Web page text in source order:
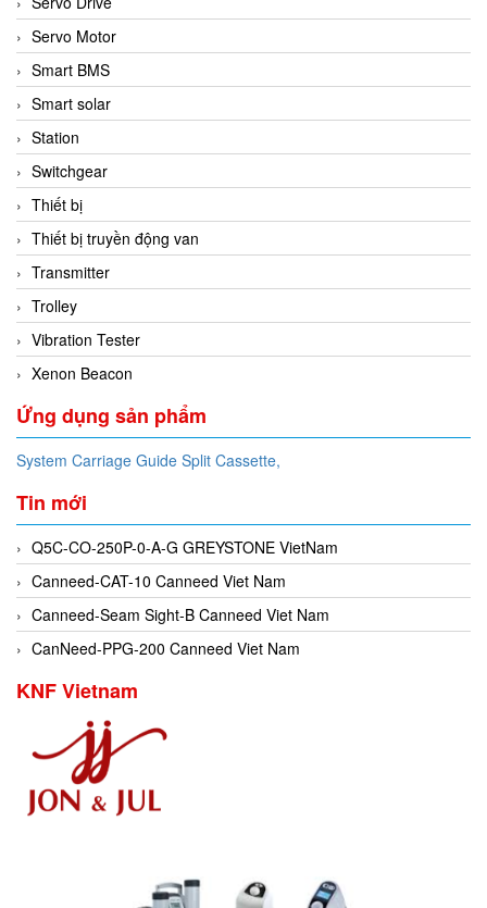
Servo Motor
Smart BMS
Smart solar
Station
Switchgear
Thiết bị
Thiết bị truyền động van
Transmitter
Trolley
Vibration Tester
Xenon Beacon
Ứng dụng sản phẩm
System Carriage Guide Split Cassette,
Tin mới
Q5C-CO-250P-0-A-G GREYSTONE VietNam
Canneed-CAT-10 Canneed Viet Nam
Canneed-Seam Sight-B Canneed Viet Nam
CanNeed-PPG-200 Canneed Viet Nam
KNF Vietnam